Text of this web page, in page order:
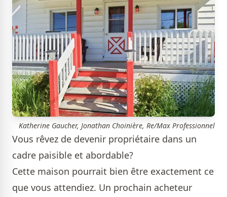
Katherine Gaucher, Jonathan Choinière, Re/Max Professionnel
Vous rêvez de devenir propriétaire dans un
cadre paisible et abordable?
Cette maison pourrait bien être exactement ce
que vous attendiez. Un prochain acheteur